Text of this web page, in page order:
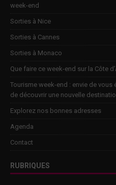
week-end
Sorties à Nice
Sorties à Cannes
Sorties à Monaco
Que faire ce week-end sur la Côte
Tourisme week-end : envie de vous
de découvrir une nouvelle
Explorez nos bonnes adresses
Agenda
Contact
RUBRIQUES